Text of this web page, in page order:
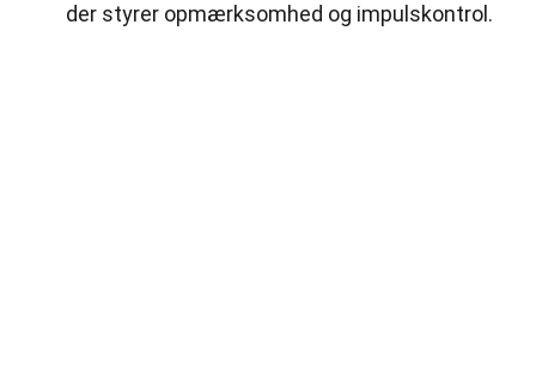
der styrer opmærksomhed og impulskontrol.